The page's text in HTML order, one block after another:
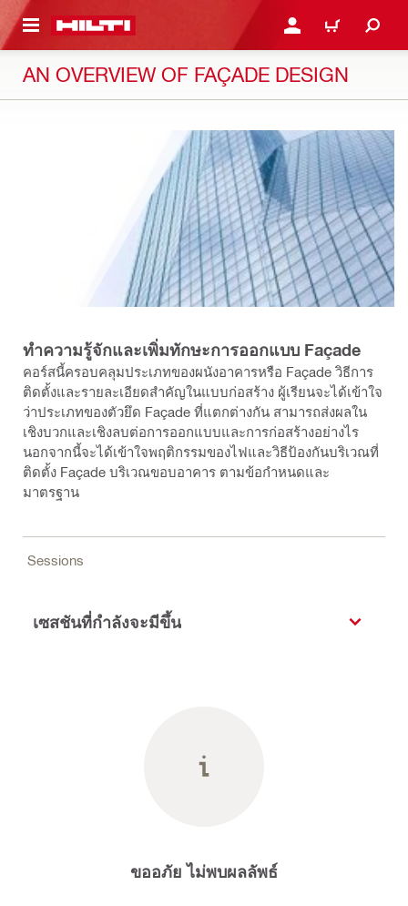
CONTENT เข้าสู่ระบบหรือลงทะเบียน
ตะกร้า
AN OVERVIEW OF FAÇADE DESIGN
ทำความรู้จักและเพิ่มทักษะการออกแบบ Façade
คอร์สนี้ครอบคลุมประเภทของผนังอาคารหรือ Façade วิธีการ
ติดตั้งและรายละเอียดสำคัญในแบบก่อสร้าง ผู้เรียนจะได้เข้าใจ
ว่าประเภทของตัวยึด Façade ที่แตกต่างกัน สามารถส่งผลใน
เชิงบวกและเชิงลบต่อการออกแบบและการก่อสร้างอย่างไร
นอกจากนี้จะได้เข้าใจพฤติกรรมของไฟและวิธีป้องกันบริเวณที่
ติดตั้ง Façade บริเวณขอบอาคาร ตามข้อกำหนดและ
มาตรฐาน
Sessions
เซสชันที่กำลังจะมีขึ้น
ขออภัย ไม่พบผลลัพธ์